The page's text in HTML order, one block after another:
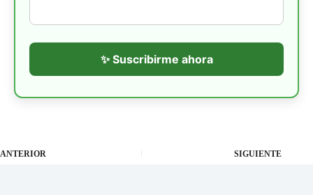
✨ Suscribirme ahora
ANTERIOR SIGUIENTE